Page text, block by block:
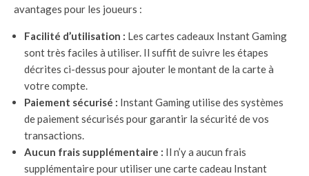
avantages pour les joueurs :
Facilité d’utilisation : Les cartes cadeaux Instant Gaming
sont très faciles à utiliser. Il suffit de suivre les étapes
décrites ci-dessus pour ajouter le montant de la carte à
votre compte.
Paiement sécurisé : Instant Gaming utilise des systèmes
de paiement sécurisés pour garantir la sécurité de vos
transactions.
Aucun frais supplémentaire : Il n’y a aucun frais
supplémentaire pour utiliser une carte cadeau Instant